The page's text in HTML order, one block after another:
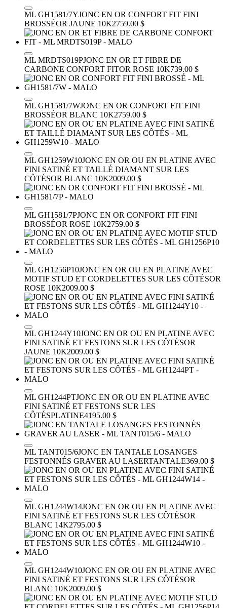
ML GH1581/7YJONC EN OR CONFORT FIT FINI
BROSSÉOR JAUNE 10K2759.00 $
ML MRDTS019PJONC EN OR ET FIBRE DE
CARBONE CONFORT FITOR ROSE 10K739.00 $
ML GH1581/7WJONC EN OR CONFORT FIT FINI
BROSSÉOR BLANC 10K2759.00 $
ML GH1259W10JONC EN OR OU EN PLATINE AVEC
FINI SATINÉ ET TAILLÉ DIAMANT SUR LES
CÔTÉSOR BLANC 10K2009.00 $
ML GH1581/7PJONC EN OR CONFORT FIT FINI
BROSSÉOR ROSE 10K2759.00 $
ML GH1256P10JONC EN OR OU EN PLATINE AVEC
MOTIF STUD ET CORDELETTES SUR LES CÔTÉSOR
ROSE 10K2009.00 $
ML GH1244Y10JONC EN OR OU EN PLATINE AVEC
FINI SATINÉ ET FESTONS SUR LES CÔTÉSOR
JAUNE 10K2009.00 $
ML GH1244PTJONC EN OR OU EN PLATINE AVEC
FINI SATINÉ ET FESTONS SUR LES
CÔTÉSPLATINE4195.00 $
ML TANT015/6JONC EN TANTALE LOSANGES
FESTONNÉS GRAVER AU LASERTANTALE369.00 $
ML GH1244W14JONC EN OR OU EN PLATINE AVEC
FINI SATINÉ ET FESTONS SUR LES CÔTÉSOR
BLANC 14K2795.00 $
ML GH1244W10JONC EN OR OU EN PLATINE AVEC
FINI SATINÉ ET FESTONS SUR LES CÔTÉSOR
BLANC 10K2009.00 $